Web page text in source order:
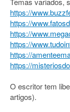
https://
https://
https://
https://
https://
https://
O escritor tem
artigos).